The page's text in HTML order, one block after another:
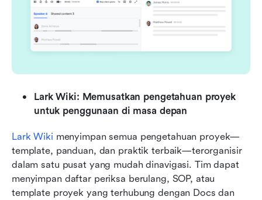
Lark Wiki: Memusatkan pengetahuan proyek
untuk penggunaan di masa depan
Lark Wiki menyimpan semua pengetahuan proyek—
template, panduan, dan praktik terbaik—terorganisir
dalam satu pusat yang mudah dinavigasi. Tim dapat
menyimpan daftar periksa berulang, SOP, atau
template proyek yang terhubung dengan Docs dan